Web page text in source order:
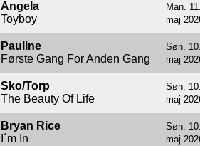
Angela
Toyboy
Man.
maj
Pauline
Første Gang For Anden Gang
Søn.
maj
Sko/Torp
The Beauty Of Life
Søn.
maj
Bryan Rice
I´m In
Søn.
maj